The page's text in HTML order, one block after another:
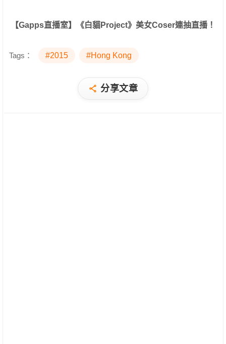
【Gapps直播室】《白貓Project》美女Coser連抽直播！
Tags： #2015 #Hong Kong
分享文章